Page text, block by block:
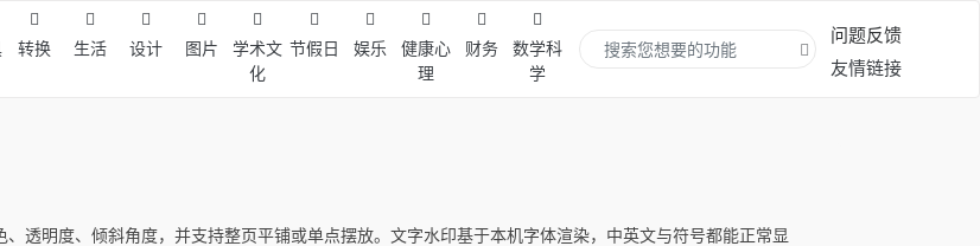
转换 生活 设计 图片
学术文
化
节假日 娱乐
健康心
理
财务
数学科
学
问题反馈
友情链接
透明度、倾斜角度，并支持整页平铺或单点摆放。文字水印基于本机字体渲染，中英文与符号都能正常显